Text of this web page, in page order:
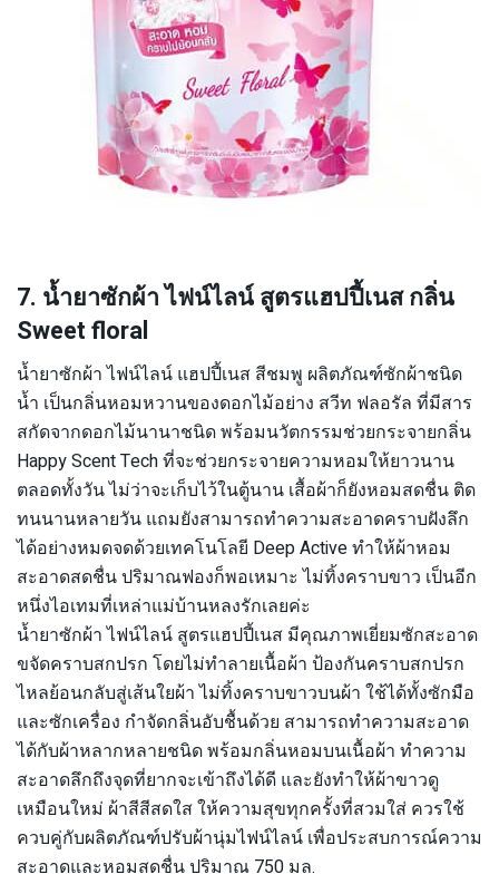
7. น้ำยาซักผ้า ไฟน์ไลน์ สูตรแฮปปี้เนส กลิ่น
Sweet floral
น้ำยาซักผ้า ไฟน์ไลน์ แฮปปี้เนส สีชมพู ผลิตภัณฑ์ซักผ้าชนิด
น้ำ เป็นกลิ่นหอมหวานของดอกไม้อย่าง สวีท ฟลอรัล ที่มีสาร
สกัดจากดอกไม้นานาชนิด พร้อมนวัตกรรมช่วยกระจายกลิ่น
Happy Scent Tech ที่จะช่วยกระจายความหอมให้ยาวนาน
ตลอดทั้งวัน ไม่ว่าจะเก็บไว้ในตู้นาน เสื้อผ้าก็ยังหอมสดชื่น ติด
ทนนานหลายวัน แถมยังสามารถทำความสะอาดคราบฝังลึก
ได้อย่างหมดจดด้วยเทคโนโลยี Deep Active ทำให้ผ้าหอม
สะอาดสดชื่น ปริมาณฟองก็พอเหมาะ ไม่ทิ้งคราบขาว เป็นอีก
หนึ่งไอเทมที่เหล่าแม่บ้านหลงรักเลยค่ะ
น้ำยาซักผ้า ไฟน์ไลน์ สูตรแฮปปี้เนส มีคุณภาพเยี่ยมซักสะอาด
ขจัดคราบสกปรก โดยไม่ทำลายเนื้อผ้า ป้องกันคราบสกปรก
ไหลย้อนกลับสู่เส้นใยผ้า ไม่ทิ้งคราบขาวบนผ้า ใช้ได้ทั้งซักมือ
และซักเครื่อง กำจัดกลิ่นอับชื้นด้วย สามารถทำความสะอาด
ได้กับผ้าหลากหลายชนิด พร้อมกลิ่นหอมบนเนื้อผ้า ทำความ
สะอาดลึกถึงจุดที่ยากจะเข้าถึงได้ดี และยังทำให้ผ้าขาวดู
เหมือนใหม่ ผ้าสีสีสดใส ให้ความสุขทุกครั้งที่สวมใส่ ควรใช้
ควบคู่กับผลิตภัณฑ์ปรับผ้านุ่มไฟน์ไลน์ เพื่อประสบการณ์ความ
สะอาดและหอมสดชื่น ปริมาณ 750 มล.